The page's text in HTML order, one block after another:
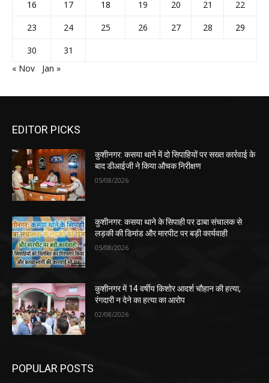
16
17 18 19 20 21
22
23
24 25 26 27 28
29
30
31
« Nov
Jan »
EDITOR PICKS
कुशीनगर: कसया थाने में दो सिपाहियों पर सख्त कार्रवाई के
बाद डीआईजी ने किया औचक निरीक्षण
05/08/2026
कुशीनगर: कसया थाने के सिपाही पर ढाबा संचालक से
लड़की की डिमांड और मारपीट पर बड़ी कार्यवाही
05/08/2026
कुशीनगर में 14 वर्षीय किशोर आदर्श चौहान की हत्या,
रंगदारी न देने का हत्या का आरोप
02/08/2026
POPULAR POSTS